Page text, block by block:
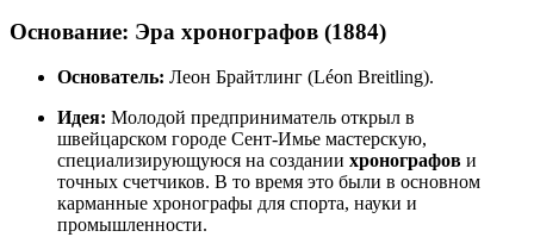
Основание: Эра хронографов (1884)
Основатель: Леон Брайтлинг (Léon Breitling).
Идея: Молодой предприниматель открыл в
швейцарском городе Сент-Имье мастерскую,
специализирующуюся на создании хронографов и
точных счетчиков. В то время это были в основном
карманные хронографы для спорта, науки и
промышленности.